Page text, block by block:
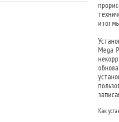
итог
Mega
Как